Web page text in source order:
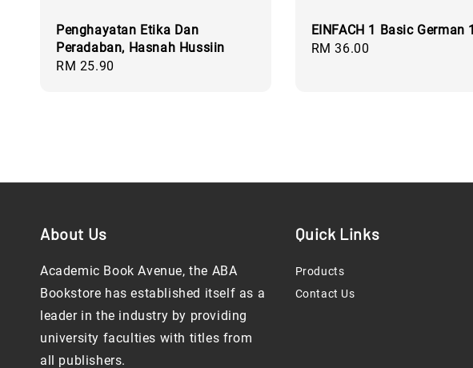
Penghayatan Etika Dan
Peradaban, Hasnah Hussiin
Regular
RM 25.90
EINFACH 1 Basic German 1
Regular
RM 36.00
About Us
Academic Book Avenue, the ABA
Bookstore has established itself as a
leader in the industry by providing
university faculties with titles from
all publishers.
Quick Links
Products
Contact Us